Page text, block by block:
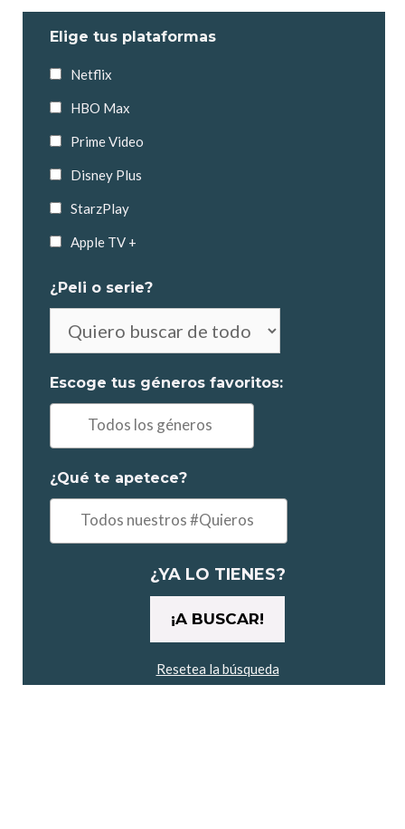
Elige tus plataformas
Netflix
HBO Max
Prime Video
Disney Plus
StarzPlay
Apple TV +
¿Peli o serie?
elegir
Escoge tus géneros favoritos:
¿Qué te apetece?
Ejemplo:
¿YA LO TIENES?
Resetea la búsqueda